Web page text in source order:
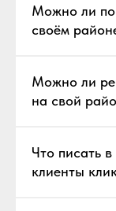
Можно ли
своём
Можно ли
на свой
Что писать
клиенты